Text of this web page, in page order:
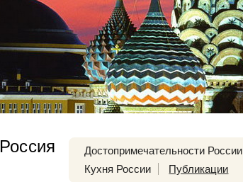
Россия Достопримечательности России
Кухня России
Публикации